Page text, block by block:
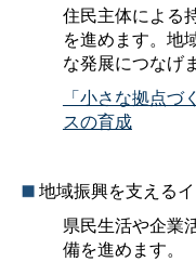
住民主体による
を進めます。地
な発展につなげ
「小さな拠点づ
スの育成
地域振興を支える
県民生活や企業
備を進めます。